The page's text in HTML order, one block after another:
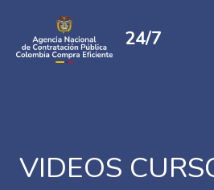
24/7
VIDEOS